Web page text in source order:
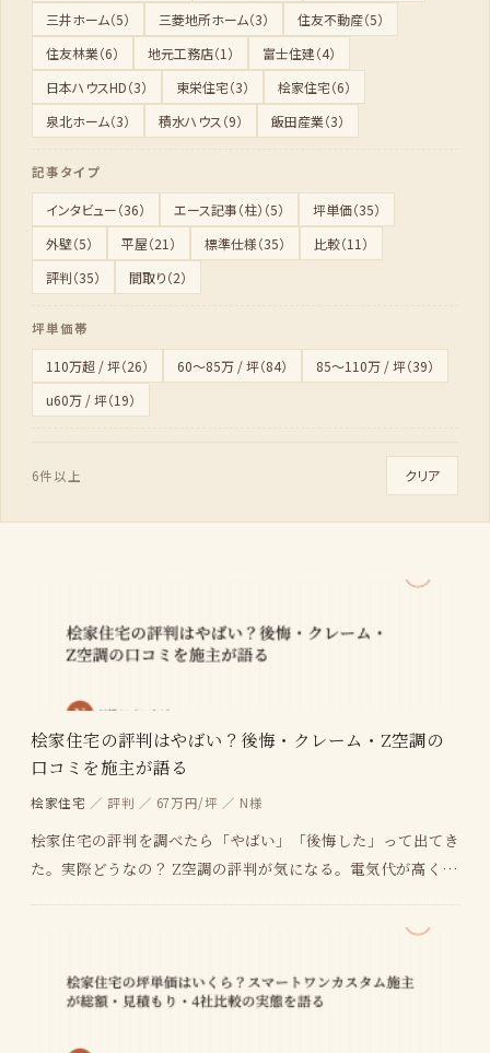
三井ホーム（5）
三菱地所ホーム（3）
住友不動産（5）
住友林業（6）
地元工務店（1）
富士住建（4）
日本ハウスHD（3）
東栄住宅（3）
桧家住宅（6）
泉北ホーム（3）
積水ハウス（9） 飯田産業（3）
記事タイプ
インタビュー（36） エース記事（柱）（5）
坪単価（35）
外壁（5）
平屋（21） 標準仕様（35）
比較（11）
評判（35）
間取り（2）
坪単価帯
110万超 / 坪（26） 60〜85万 / 坪（84）
85〜110万 / 坪（39）
u60万 / 坪（19）
6件以上 クリア
桧家住宅の評判はやばい？後悔・クレーム・Z空調の
口コミを施主が語る
桧家住宅 ／ 評判 ／ 67万円/坪 ／ N様
桧家住宅の評判を調べたら「やばい」「後悔した」って出てき
た。実際どうなの？ Z空調の評判が気になる。電気代が高くな